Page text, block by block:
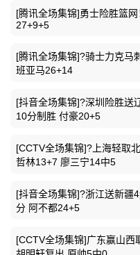
[腾讯全场集锦]勇士险胜篮
27+9+5
[腾讯全场集锦]?骑士力克马
班亚马26+14
[抖音全场集锦]?深圳险胜送
10分制胜 付豪20+5
[CCTV全场集锦]?上海轻取
哲林13+7 廖三宁14中5
[抖音全场集锦]?浙江送新疆
分 阿不都24+5
[CCTV全场集锦]广东赢山